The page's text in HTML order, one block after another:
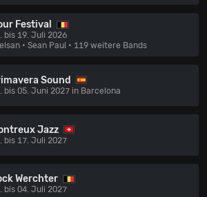
Festival
bis 19. Juli 2026
• Sean Paul • 119 weitere Bands
Sound
bis 05. Juni 2027 in Barcelona
Jazz
bis 17. Juli 2027
Werchter
bis 04. Juli 2027